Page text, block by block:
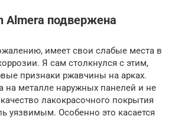
Almera подвержена
имеет свои слабые места в
Я сам столкнулся с этим,
признаки ржавчины на арках.
на металле наружных панелей и не
лакокрасочного покрытия
уязвимым. Особенно это касается